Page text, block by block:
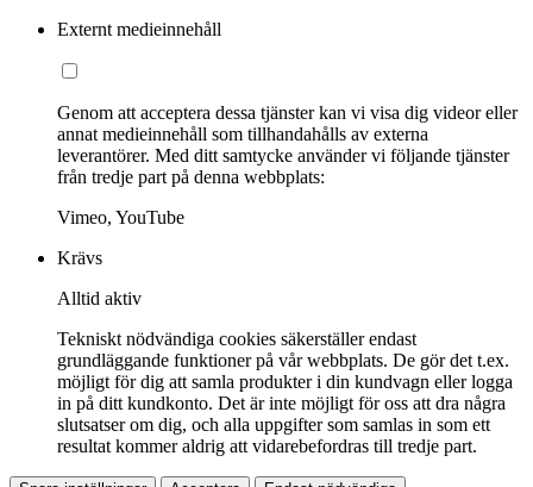
Externt medieinnehåll
Genom att acceptera dessa tjänster kan vi visa dig videor eller
annat medieinnehåll som tillhandahålls av externa
leverantörer. Med ditt samtycke använder vi följande tjänster
från tredje part på denna webbplats:
Vimeo, YouTube
Krävs
Alltid aktiv
Tekniskt nödvändiga cookies säkerställer endast
grundläggande funktioner på vår webbplats. De gör det t.ex.
möjligt för dig att samla produkter i din kundvagn eller logga
in på ditt kundkonto. Det är inte möjligt för oss att dra några
slutsatser om dig, och alla uppgifter som samlas in som ett
resultat kommer aldrig att vidarebefordras till tredje part.